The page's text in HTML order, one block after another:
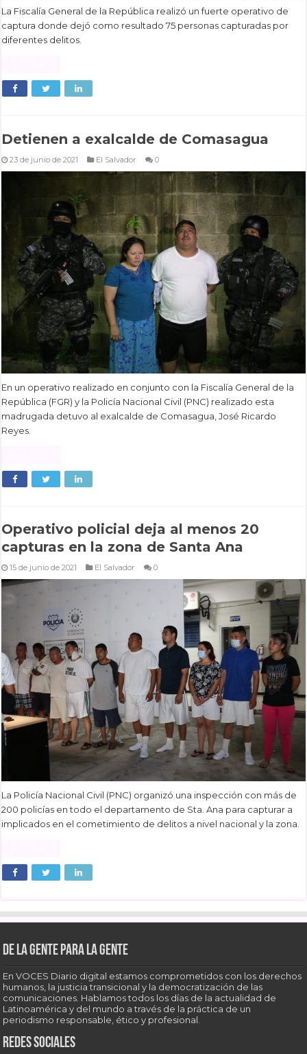
La Fiscalía General de la República realizó un fuerte operativo de
captura donde dejó como resultado 75 personas capturadas por
diferentes delitos.
Detienen a exalcalde de Comasagua
23 de junio de 2021 El Salvador 0
En un operativo realizado en conjunto con la Fiscalía General de la
República (FGR) y la Policía Nacional Civil (PNC) realizado esta
madrugada detuvo al exalcalde de Comasagua, José Ricardo
Reyes.
Operativo policial deja al menos 20
capturas en la zona de Santa Ana
15 de junio de 2021 El Salvador 0
La Policía Nacional Civil (PNC) organizó una inspección con más de
200 policías en todo el departamento de Sta. Ana para capturar a
implicados en el cometimiento de delitos a nivel nacional y la zona.
De la gente para la gente
En VOCES Diario digital estamos comprometidos con los derechos
humanos, la justicia transicional y la democratización de las
comunicaciones. Hablamos todos los días de la actualidad de
Latinoamérica y del mundo a través de la práctica de un
periodismo responsable, ético y profesional.
Redes sociales